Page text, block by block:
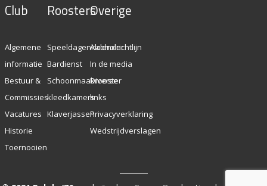
Club
Algemene
informatie
Bestuur &
Commissies
Vacatures
Historie
Toernooien
Roosters
Speeldagenkalender
Bardienst
Schoonmaakrooster
kleedkamers
Klaverjassen
Overige
Alcoholrichtlijn
In de media
Diverse
links
Privacyverklaring
Wedstrijdverslagen